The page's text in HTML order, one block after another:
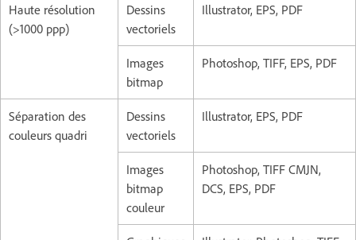
Haute résolution
(>1000 ppp)
Dessins
vectoriels
Illustrator, EPS, PDF
Images
bitmap
Photoshop, TIFF, EPS, PDF
Séparation des
couleurs quadri
Dessins
vectoriels
Illustrator, EPS, PDF
Images
bitmap
couleur
Photoshop, TIFF CMJN,
DCS, EPS, PDF